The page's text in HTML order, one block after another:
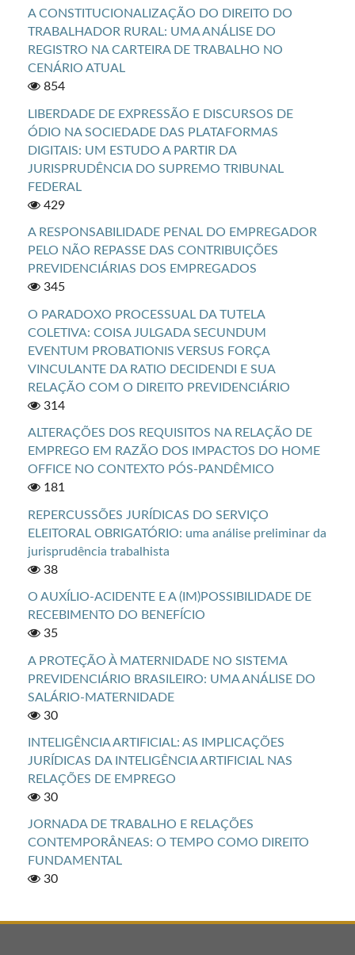
A CONSTITUCIONALIZAÇÃO DO DIREITO DO
TRABALHADOR RURAL: UMA ANÁLISE DO
REGISTRO NA CARTEIRA DE TRABALHO NO
CENÁRIO ATUAL
854
LIBERDADE DE EXPRESSÃO E DISCURSOS DE
ÓDIO NA SOCIEDADE DAS PLATAFORMAS
DIGITAIS: UM ESTUDO A PARTIR DA
JURISPRUDÊNCIA DO SUPREMO TRIBUNAL
FEDERAL
429
A RESPONSABILIDADE PENAL DO EMPREGADOR
PELO NÃO REPASSE DAS CONTRIBUIÇÕES
PREVIDENCIÁRIAS DOS EMPREGADOS
345
O PARADOXO PROCESSUAL DA TUTELA
COLETIVA: COISA JULGADA SECUNDUM
EVENTUM PROBATIONIS VERSUS FORÇA
VINCULANTE DA RATIO DECIDENDI E SUA
RELAÇÃO COM O DIREITO PREVIDENCIÁRIO
314
ALTERAÇÕES DOS REQUISITOS NA RELAÇÃO DE
EMPREGO EM RAZÃO DOS IMPACTOS DO HOME
OFFICE NO CONTEXTO PÓS-PANDÊMICO
181
REPERCUSSÕES JURÍDICAS DO SERVIÇO
ELEITORAL OBRIGATÓRIO: uma análise preliminar da
jurisprudência trabalhista
38
O AUXÍLIO-ACIDENTE E A (IM)POSSIBILIDADE DE
RECEBIMENTO DO BENEFÍCIO
35
A PROTEÇÃO À MATERNIDADE NO SISTEMA
PREVIDENCIÁRIO BRASILEIRO: UMA ANÁLISE DO
SALÁRIO-MATERNIDADE
30
INTELIGÊNCIA ARTIFICIAL: AS IMPLICAÇÕES
JURÍDICAS DA INTELIGÊNCIA ARTIFICIAL NAS
RELAÇÕES DE EMPREGO
30
JORNADA DE TRABALHO E RELAÇÕES
CONTEMPORÂNEAS: O TEMPO COMO DIREITO
FUNDAMENTAL
30